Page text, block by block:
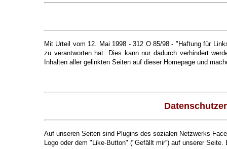
Mit Urteil vom 12. Mai 1998 - 312 O 85/98 - "Haftung für
zu verantworten hat. Dies kann nur dadurch verhindert
Inhalten aller gelinkten Seiten auf dieser Homepage und
Auf unseren Seiten sind Plugins des sozialen Netzwerks
Logo oder dem "Like-Button" ("Gefällt mir“) auf unserer